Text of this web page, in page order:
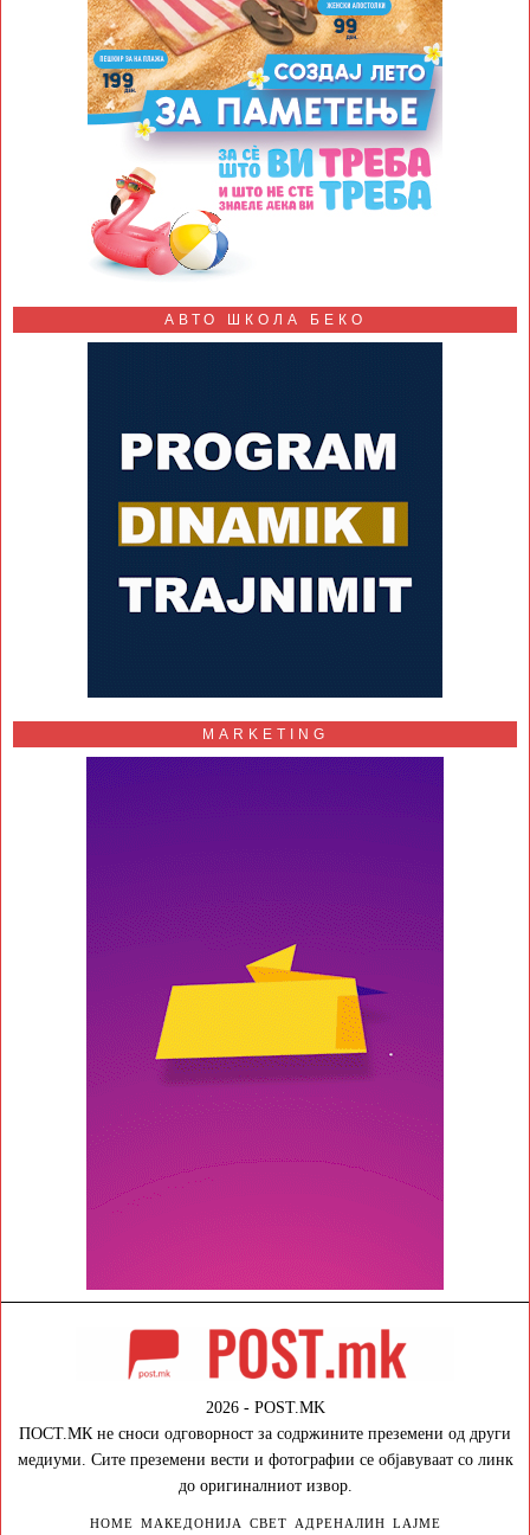
АВТО ШКОЛА БЕКО
MARKETING
2026 - POST.MK
ПОСТ.МК не сноси одговорност за содржините преземени од други
медиуми. Сите преземени вести и фотографии се објавуваат со линк
до оригиналниот извор.
HOME МАКЕДОНИЈА СВЕТ АДРЕНАЛИН LAJME